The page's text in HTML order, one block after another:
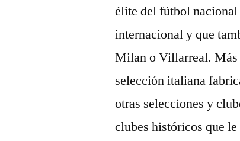
élite del fútbol
internacional y que
Milan o Villarreal. Más
selección italiana
otras selecciones y
clubes históricos que